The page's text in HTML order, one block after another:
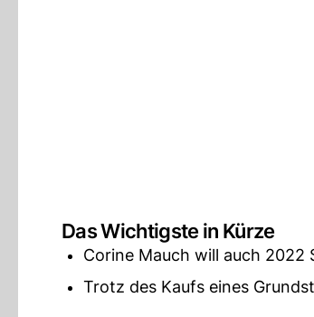
Das Wichtigste in Kürze
Corine Mauch will auch
Trotz des Kaufs eines